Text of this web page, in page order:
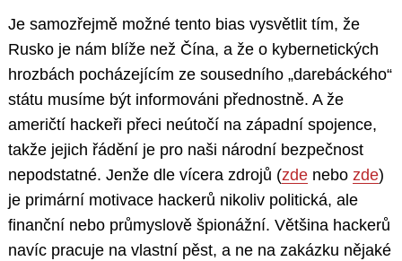
Je samozřejmě možné tento bias vysvětlit tím, že
Rusko je nám blíže než Čína, a že o kybernetických
hrozbách pocházejícím ze sousedního „darebáckého“
státu musíme být informováni přednostně. A že
američtí hackeři přeci neútočí na západní spojence,
takže jejich řádění je pro naši národní bezpečnost
nepodstatné. Jenže dle vícera zdrojů (zde nebo zde)
je primární motivace hackerů nikoliv politická, ale
finanční nebo průmyslově špionážní. Většina hackerů
navíc pracuje na vlastní pěst, a ne na zakázku nějaké